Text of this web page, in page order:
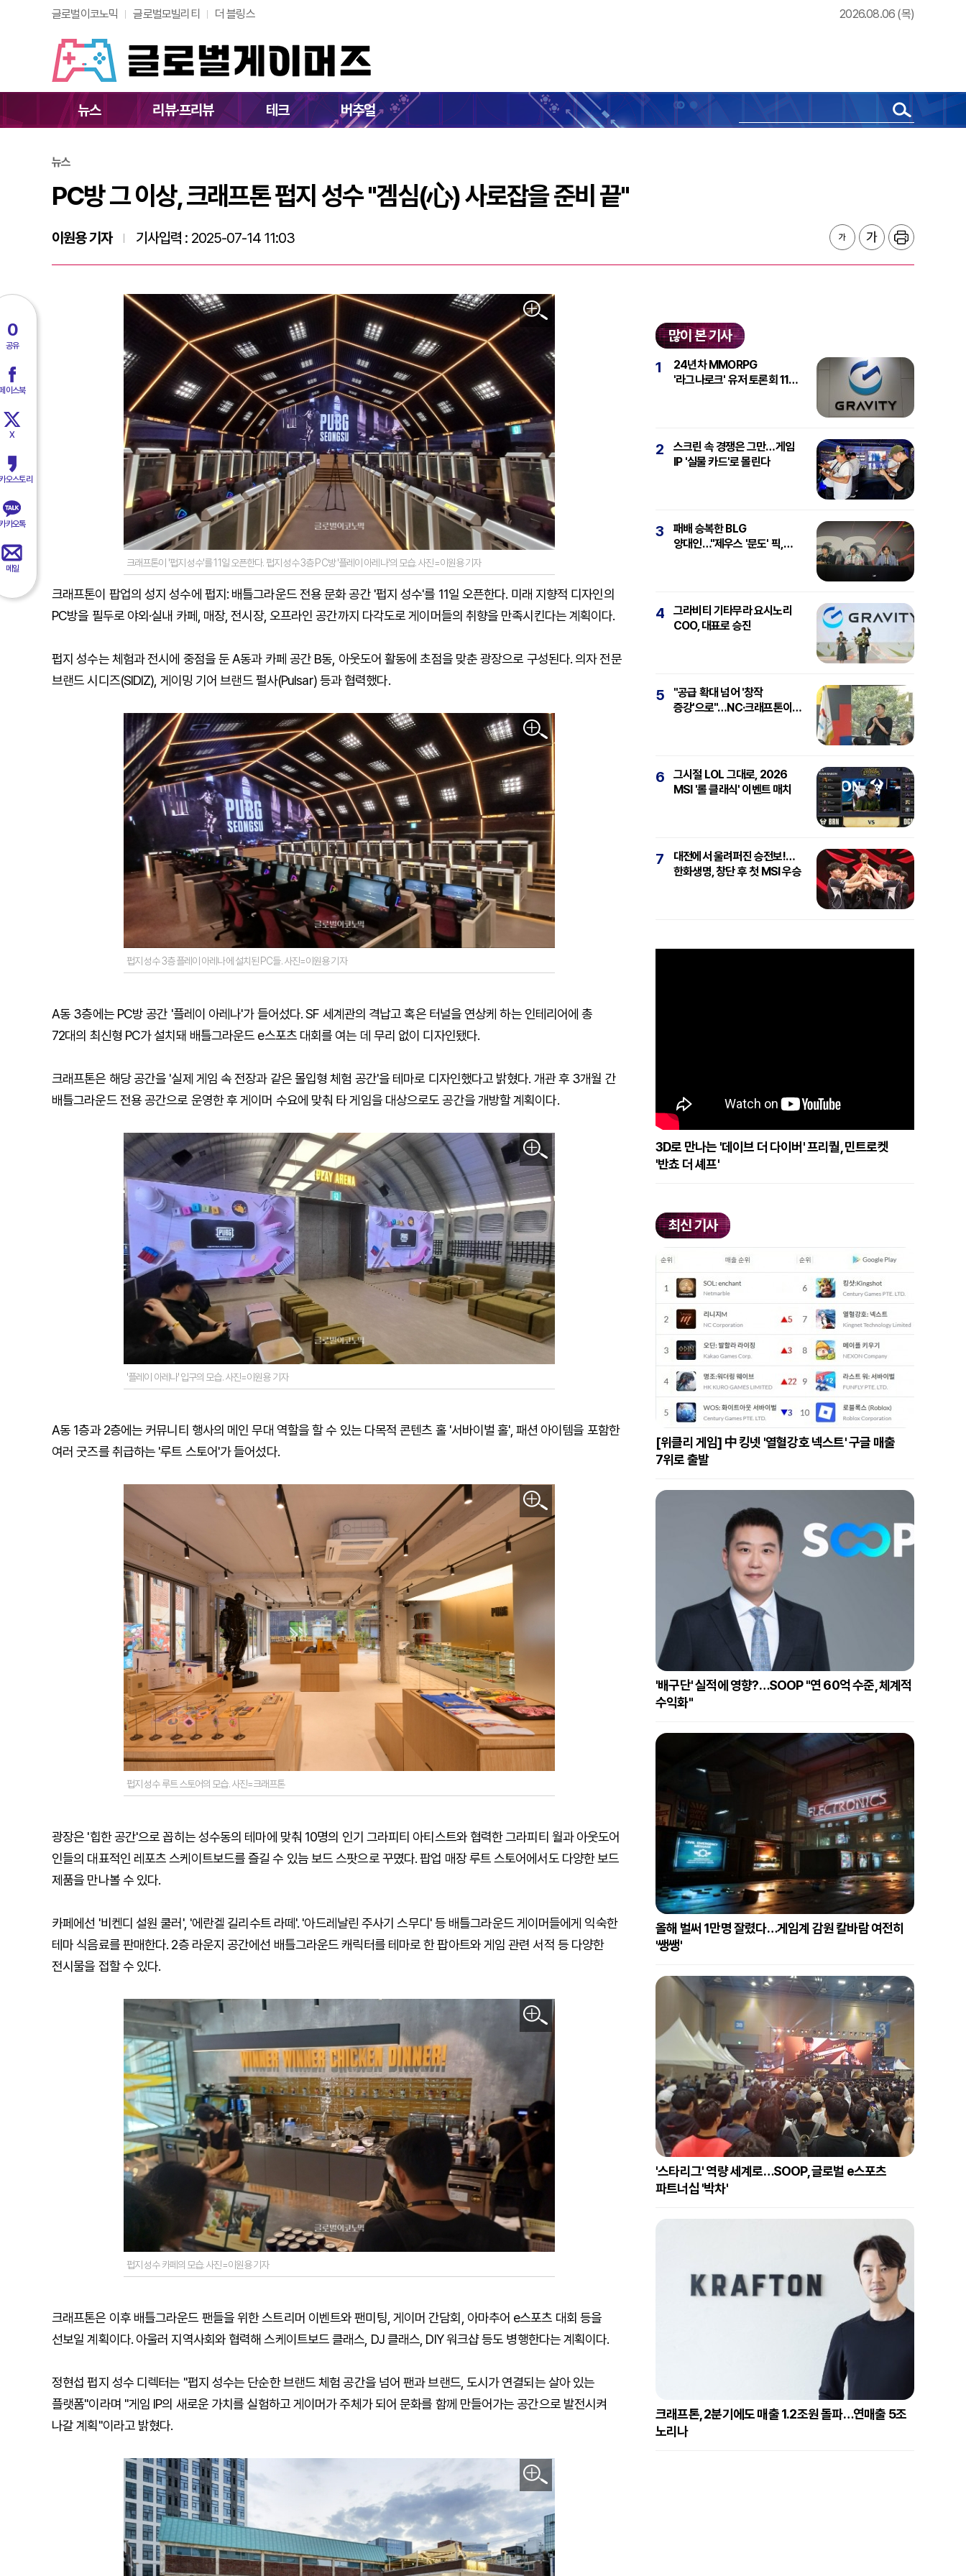
글로벌이코노믹 글로벌모빌리티 더 블링스 2026.08.06 (목)
뉴스 리뷰·프리뷰 테크 버추얼
PC방 그 이상, 크래프톤 펍지 성수 "겜심(心) 사로잡을 준비 끝"
0
공유
이스북
X
오스토리
카오톡
메일
뉴스
PC방 그 이상, 크래프톤 펍지 성수 "겜심(心) 사로잡을 준비 끝"
이원용 기자 기사입력 : 2025-07-14 11:03
크래프톤이 '펍지 성수'를 11일 오픈한다. 펍지 성수 3층 PC방 '플레이 아레나'의 모습. 사진=이원용 기자
크래프톤이 팝업의 성지 성수에 펍지: 배틀그라운드 전용 문화 공간 '펍지 성수'를 11일 오픈한다. 미래 지향적 디자인의
PC방을 필두로 야외·실내 카페, 매장, 전시장, 오프라인 공간까지 다각도로 게이머들의 취향을 만족시킨다는 계획이다.
펍지 성수는 체험과 전시에 중점을 둔 A동과 카페 공간 B동, 아웃도어 활동에 초점을 맞춘 광장으로 구성된다. 의자 전문
브랜드 시디즈(SIDIZ), 게이밍 기어 브랜드 펄사(Pulsar) 등과 협력했다.
펍지 성수 3층 플레이 아레나에 설치된 PC들. 사진=이원용 기자
A동 3층에는 PC방 공간 '플레이 아레나'가 들어섰다. SF 세계관의 격납고 혹은 터널을 연상케 하는 인테리어에 총
72대의 최신형 PC가 설치돼 배틀그라운드 e스포츠 대회를 여는 데 무리 없이 디자인됐다.
크래프톤은 해당 공간을 '실제 게임 속 전장과 같은 몰입형 체험 공간'을 테마로 디자인했다고 밝혔다. 개관 후 3개월 간
배틀그라운드 전용 공간으로 운영한 후 게이머 수요에 맞춰 타 게임을 대상으로도 공간을 개방할 계획이다.
'플레이 아레나' 입구의 모습. 사진=이원용 기자
A동 1층과 2층에는 커뮤니티 행사의 메인 무대 역할을 할 수 있는 다목적 콘텐츠 홀 '서바이벌 홀', 패션 아이템을 포함한
여러 굿즈를 취급하는 '루트 스토어'가 들어섰다.
펍지 성수 루트 스토어의 모습. 사진=크래프톤
광장은 '힙한 공간'으로 꼽히는 성수동의 테마에 맞춰 10명의 인기 그라피티 아티스트와 협력한 그라피티 월과 아웃도어
인들의 대표적인 레포츠 스케이트보드를 즐길 수 있늠 보드 스팟으로 꾸몄다. 팝업 매장 루트 스토어에서도 다양한 보드
제품을 만나볼 수 있다.
카페에선 '비켄디 설원 쿨러', '에란겔 길리수트 라떼'. '아드레날린 주사기 스무디' 등 배틀그라운드 게이머들에게 익숙한
테마 식음료를 판매한다. 2층 라운지 공간에선 배틀그라운드 캐릭터를 테마로 한 팝아트와 게임 관련 서적 등 다양한
전시물을 접할 수 있다.
펍지 성수 카페의 모습. 사진=이원용 기자
크래프톤은 이후 배틀그라운드 팬들을 위한 스트리머 이벤트와 팬미팅, 게이머 간담회, 아마추어 e스포츠 대회 등을
선보일 계획이다. 아울러 지역사회와 협력해 스케이트보드 클래스, DJ 클래스, DIY 워크샵 등도 병행한다는 계획이다.
정현섭 펍지 성수 디렉터는 "펍지 성수는 단순한 브랜드 체험 공간을 넘어 팬과 브랜드, 도시가 연결되는 살아 있는
플랫폼"이라며 "게임 IP의 새로운 가치를 실험하고 게이머가 주체가 되어 문화를 함께 만들어가는 공간으로 발전시켜
나갈 계획"이라고 밝혔다.
많이 본 기사
1
24년차 MMORPG
'라그나로크' 유저 토론회 11일
2
스크린 속 경쟁은 그만…게임
IP '실물 카드'로 몰린다
3
패배 승복한 BLG
양대인…"제우스 '문도' 픽,
4
그라비티 기타무라 요시노리
COO, 대표로 승진
5
"공급 확대 넘어 '창작
증강'으로"…NC·크래프톤이
6
그시절 LOL 그대로, 2026
MSI '롤 클래식' 이벤트 매치
7
대전에서 울려퍼진 승전보!…
한화생명, 창단 후 첫 MSI 우승
3D로 만나는 '데이브 더 다이버' 프리퀄, 민트로켓
'반쵸 더 셰프'
최신 기사
[위클리 게임] 中 킹넷 '열혈강호 넥스트' 구글 매출
7위로 출발
'배구단' 실적에 영향?…SOOP "연 60억 수준, 체계적
수익화"
올해 벌써 1만명 잘렸다…게임계 감원 칼바람 여전히
'쌩쌩'
'스타리그' 역량 세계로…SOOP, 글로벌 e스포츠
파트너십 '박차'
크래프톤, 2분기에도 매출 1.2조원 돌파…연매출 5조
노리나